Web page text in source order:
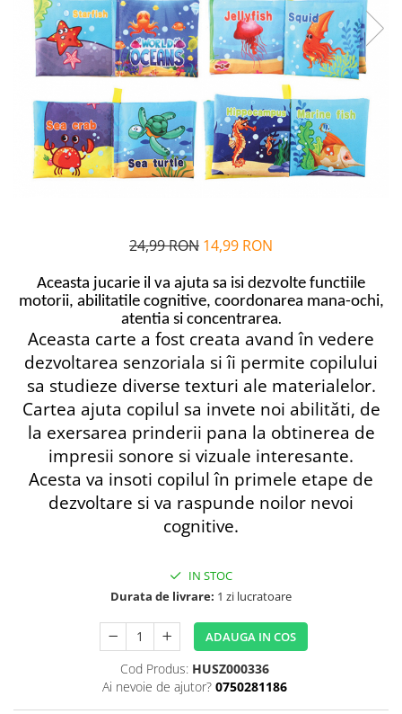
Alfabet si matematica
Jocuri de memorie si inteligenta
Seria Lectia de sanatate
Editura Litera
Editura Galaxia Copiilor
Colectia PIXI
Pisicile Războinice
Colectia Pia Papadia
Colectia Micul Paianjen Firicel
24,99 RON 14,99 RON
Aceasta jucarie il va ajuta sa isi dezvolte functiile
motorii, abilitatile cognitive, coordonarea mana-ochi,
atentia si concentrarea.
Aceasta carte a fost creata avand în vedere
dezvoltarea senzoriala si îi permite copilului
sa studieze diverse texturi ale materialelor.
Cartea ajuta copilul sa invete noi abilităti, de
la exersarea prinderii pana la obtinerea de
impresii sonore si vizuale interesante.
Acesta va insoti copilul în primele etape de
dezvoltare si va raspunde noilor nevoi
cognitive.
IN STOC
Durata de livrare: 1 zi lucratoare
ADAUGA IN COS
Cod Produs: HUSZ000336
Ai nevoie de ajutor? 0750281186